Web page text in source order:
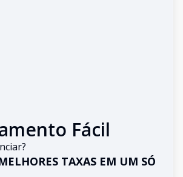
Fácil
TAXAS EM UM SÓ